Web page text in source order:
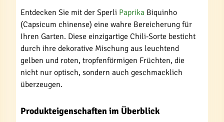
Entdecken Sie mit der Sperli Paprika Biquinho
(Capsicum chinense) eine wahre Bereicherung für
Ihren Garten. Diese einzigartige Chili-Sorte besticht
durch ihre dekorative Mischung aus leuchtend
gelben und roten, tropfenförmigen Früchten, die
nicht nur optisch, sondern auch geschmacklich
überzeugen.
Produkteigenschaften im Überblick